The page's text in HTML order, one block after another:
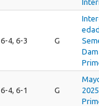
6-4, 6-3 G
6-4, 6-1 G